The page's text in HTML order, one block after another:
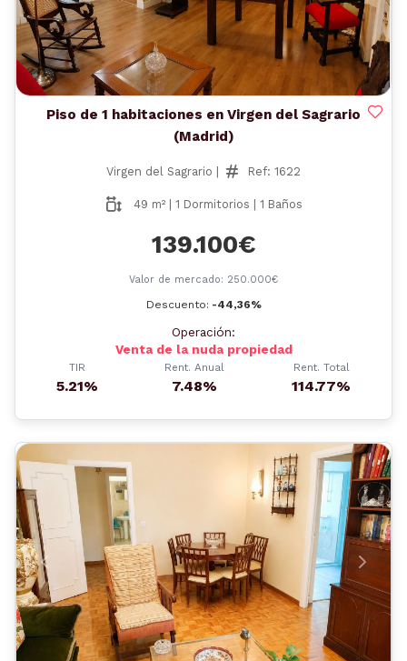
Piso de 1 habitaciones en Virgen del Sagrario
(Madrid)
Virgen del Sagrario | Ref: 1622
49 m² | 1 Dormitorios | 1 Baños
139.100€
Valor de mercado: 250.000€
Descuento: -44,36%
Operación:
Venta de la nuda propiedad
TIR
5.21%
Rent. Anual
7.48%
Rent. Total
114.77%
Anterior